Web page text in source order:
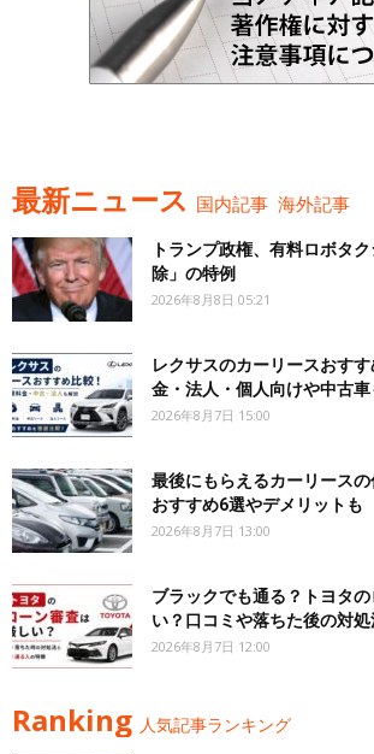
最新ニュース 国内記事 海外記事
トランプ政権、有料ロボタ
除」の特例
2026年8月8日 05:21
レクサスのカーリースおす
金・法人・個人向けや中古
2026年8月7日 15:00
最後にもらえるカーリース
おすすめ6選やデメリットも
2026年8月7日 13:00
ブラックでも通る？トヨタ
い？口コミや落ちた後の対処
2026年8月7日 12:00
Ranking 人気記事ランキング